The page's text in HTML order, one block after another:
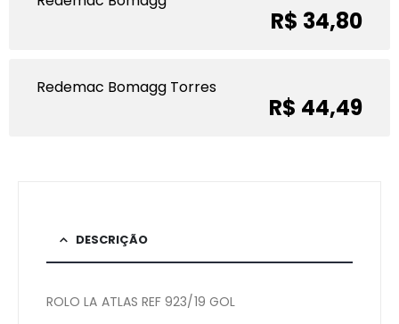
R$ 34,80
Redemac Bomagg Torres
R$ 44,49
DESCRIÇÃO
ROLO LA ATLAS REF 923/19 GOL